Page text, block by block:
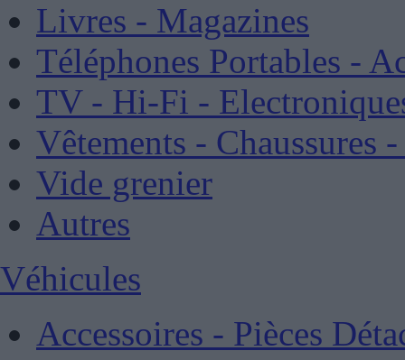
Livres - Magazines
Téléphones Portables -
TV - Hi-Fi -
Vêtements - Chaussures
Vide grenier
Autres
Véhicules
Accessoires - Pièces